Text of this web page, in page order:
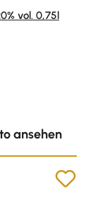
Sternen
vol. 0,75l
ansehen